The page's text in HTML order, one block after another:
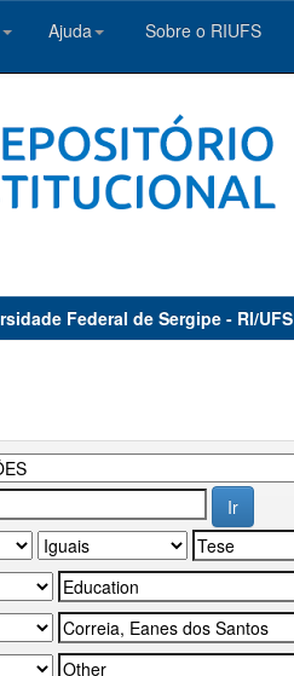
Ajuda Sobre o RIUFS
Federal de Sergipe - RI/UFS